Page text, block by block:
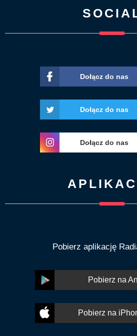
Dołącz do nas
Dołącz do nas
Dołącz do nas
Pobierz aplikację
Pobierz na
Pobierz na